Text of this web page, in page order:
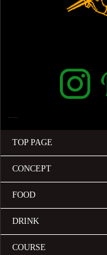
TOP PAGE
CONCEPT
FOOD
DRINK
COURSE